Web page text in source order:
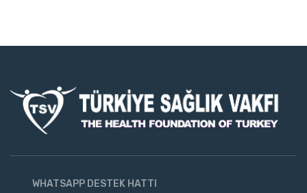
WHATSAPP DESTEK HATTI